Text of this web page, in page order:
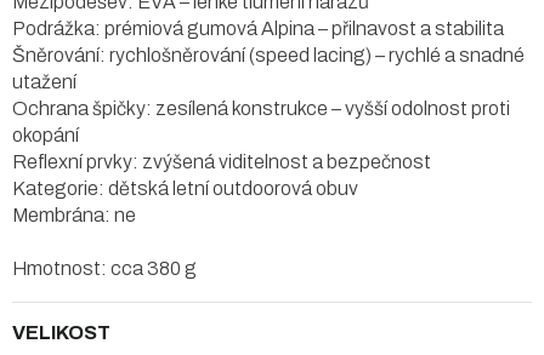
VELIKOST
Podrážka: prémiová gumová Alpina – přilnavost a stabilita
Šněrování: rychlošněrování (speed lacing) – rychlé a snadné
utažení
Ochrana špičky: zesílená konstrukce – vyšší odolnost proti
okopání
Reflexní prvky: zvýšená viditelnost a bezpečnost
Kategorie: dětská letní outdoorová obuv
Membrána: ne
Hmotnost: cca 380 g